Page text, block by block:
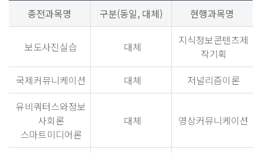
종전과목명
구분(동일, 대체) 현행과목명
보도사진실습 대체
지식정보콘텐츠제
작기획
국제커뮤니케이션
대체
저널리즘이론
유비쿼터스와정보
사회론
스마트미디어론
대체 영상커뮤니케이션